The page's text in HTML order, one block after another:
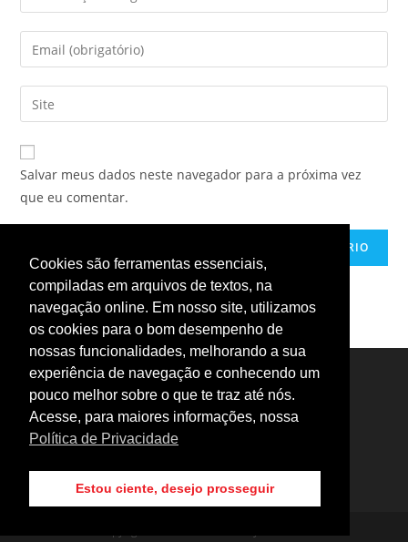
your
name
comment
Enter
your
email
address
comment
Enter
your
website
URL
Salvar meus dados neste navegador para a próxima vez
que eu comentar.
Cookies são ferramentas essenciais,
compiladas em arquivos de textos, na
navegação online. Em nosso site, utilizamos
os cookies para o bom desempenho de
nossas funcionalidades, melhorando a sua
experiência de navegação e conhecendo um
pouco melhor sobre o que te traz até nós.
Acesse, para maiores informações, nossa
Política de Privacidade
Estou ciente, desejo prosseguir